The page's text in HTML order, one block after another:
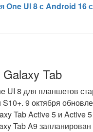
One UI 8 с Android
Tab
UI 8 для планшетов
9 октября
Tab Active 5 и Active
Tab A9